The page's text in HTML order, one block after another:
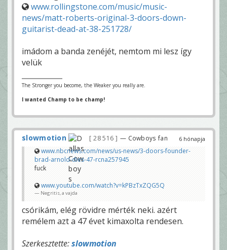
www.rollingstone.com/music/music-
news/matt-roberts-original-3-doors-down-
guitarist-dead-at-38-251728/
imádom a banda zenéjét, nemtom mi lesz így
velük
The Stronger you become, the Weaker you really are.
I wanted Champ to be champ!
6 hónapja
slowmotion 28 516 — Cowboys fan
www.nbcnews.com/news/us-news/3-doors-founder-
brad-arnold-dies-47-rcna257945
fuck
www.youtube.com/watch?v=kPBzTxZQG5Q
Negritis, a vajda
csórikám, elég rövidre mérték neki. azért
remélem azt a 47 évet kimaxolta rendesen.
Szerkesztette:slowmotion